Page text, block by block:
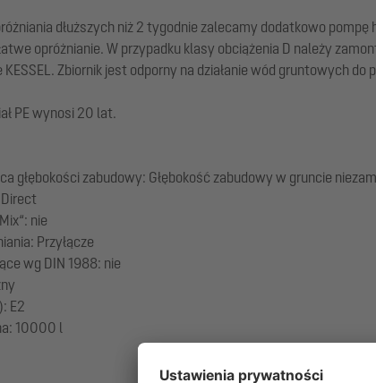
dłuższych niż 2 tygodnie zalecamy dodatkowo
opróżnianie. W przypadku klasy obciążenia D należy
Zbiornik jest odporny na działanie wód gruntowych do
PE wynosi 20 lat.
głębokości zabudowy: Głębokość zabudowy w gruncie
nie
Przyłącze
wg DIN 1988: nie
E2
10000 l